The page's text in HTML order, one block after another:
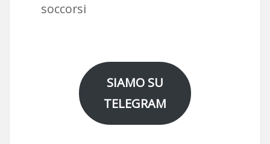
soccorsi
SIAMO SU
TELEGRAM